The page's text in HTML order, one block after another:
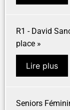
R1 - David
place »
Lire plus
Seniors